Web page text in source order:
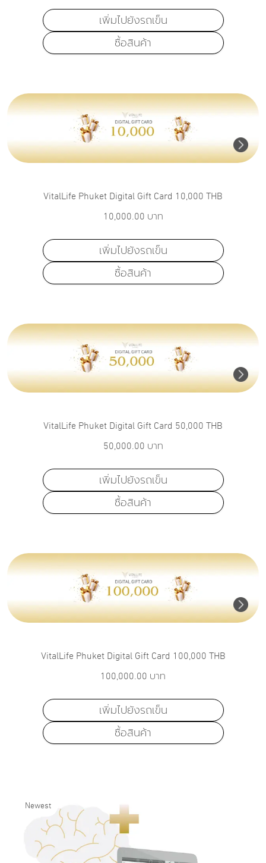
เพิ่มไปยังรถเข็น
ซื้อสินค้า
VitalLife Phuket Digital Gift Card 10,000 THB
10,000.00 บาท
เพิ่มไปยังรถเข็น
ซื้อสินค้า
VitalLife Phuket Digital Gift Card 50,000 THB
50,000.00 บาท
เพิ่มไปยังรถเข็น
ซื้อสินค้า
VitalLife Phuket Digital Gift Card 100,000 THB
100,000.00 บาท
เพิ่มไปยังรถเข็น
ซื้อสินค้า
Newest